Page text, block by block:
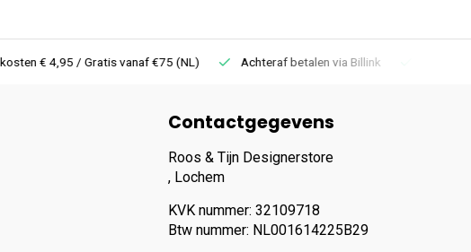
€ 4,95 / Gratis vanaf €75 (NL) Achteraf betalen via Billink
Contactgegevens
Roos & Tijn Designerstore
, Lochem
KVK nummer: 32109718
Btw nummer: NL001614225B29